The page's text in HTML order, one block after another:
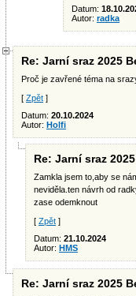
Datum:
Autor: radka
Re: Jarní sraz 2025
Proč je zavřené téma na
[ Zpět ]
Datum: 20.10.2024
Autor: Holfi
Re: Jarní sraz
Zamkla jsem to,aby se
neviděla.ten návrh od
zase odemknout
[ Zpět ]
Datum: 21.10.2024
Autor: HMS
Re: Jarní sraz 2025